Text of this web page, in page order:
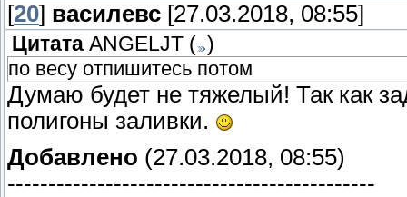
[20] василевс [27.03.2018, 08:55]
Цитата ANGELJT ( )
по весу отпишитесь потом
Думаю будет не тяжелый! Так как
полигоны заливки.
Добавлено (27.03.2018, 08:55)
---------------------------------------------